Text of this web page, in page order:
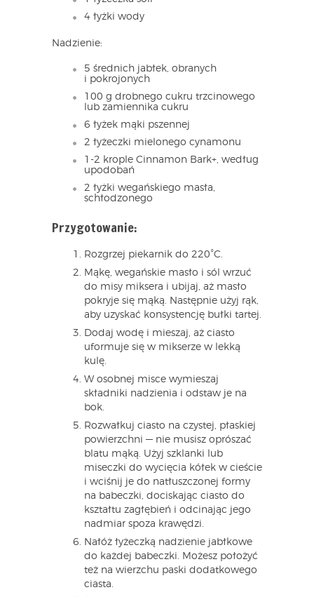
4 łyżki wody
Nadzienie:
5 średnich jabłek, obranych
i pokrojonych
100 g drobnego cukru trzcinowego
lub zamiennika cukru
6 łyżek mąki pszennej
2 łyżeczki mielonego cynamonu
1-2 krople Cinnamon Bark+, według
upodobań
2 łyżki wegańskiego masła,
schłodzonego
Przygotowanie:
Rozgrzej piekarnik do 220°C.
Mąkę, wegańskie masło i sól wrzuć
do misy miksera i ubijaj, aż masło
pokryje się mąką. Następnie użyj rąk,
aby uzyskać konsystencję bułki tartej.
Dodaj wodę i mieszaj, aż ciasto
uformuje się w mikserze w lekką
kulę.
W osobnej misce wymieszaj
składniki nadzienia i odstaw je na
bok.
Rozwałkuj ciasto na czystej, płaskiej
powierzchni — nie musisz oprószać
blatu mąką. Użyj szklanki lub
miseczki do wycięcia kółek w cieście
i wciśnij je do natłuszczonej formy
na babeczki, dociskając ciasto do
kształtu zagłębień i odcinając jego
nadmiar spoza krawędzi.
Nałóż łyżeczką nadzienie jabłkowe
do każdej babeczki. Możesz położyć
też na wierzchu paski dodatkowego
ciasta.